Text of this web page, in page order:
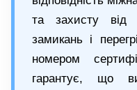
та захисту від
замикань і
номером
гарантує, що